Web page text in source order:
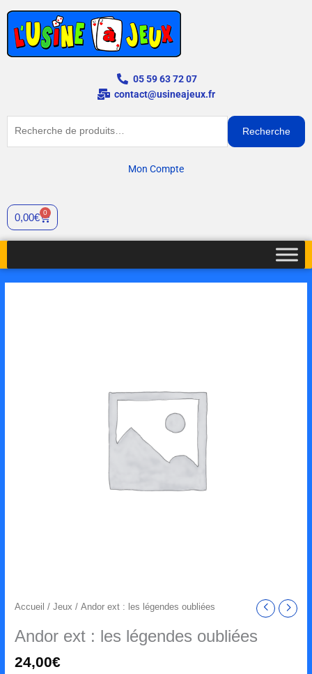
contenu
05 59 63 72 07
contact@usineajeux.fr
Recherche
Mon Compte
0,00€ 0
Panier
Accueil /Jeux / Andor ext : les légendes oubliées
Andor ext : les légendes oubliées
24,00€